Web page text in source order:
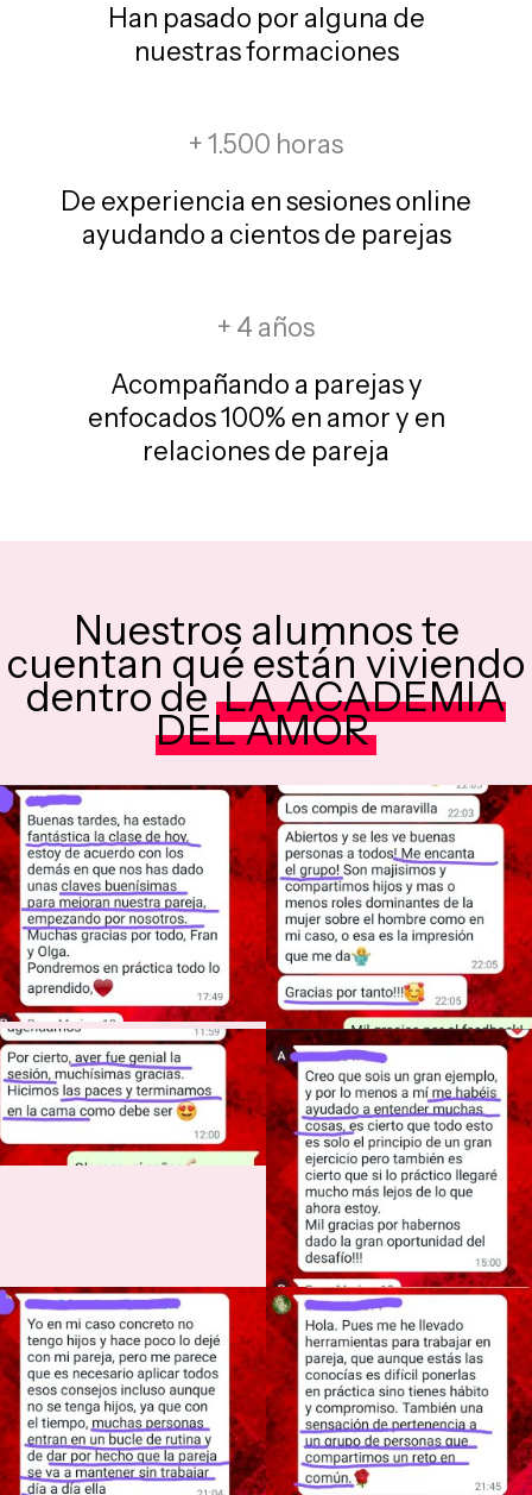
Han pasado por alguna de
nuestras formaciones
+ 1.500 horas
De experiencia en sesiones online
ayudando a cientos de parejas
+ 4 años
Acompañando a parejas y
enfocados 100% en amor y en
relaciones de pareja
Nuestros alumnos te
cuentan qué están viviendo
dentro de LA ACADEMIA
DEL AMOR